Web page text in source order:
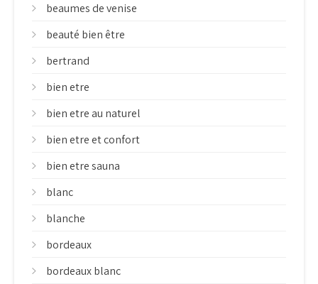
beaumes de venise
beauté bien être
bertrand
bien etre
bien etre au naturel
bien etre et confort
bien etre sauna
blanc
blanche
bordeaux
bordeaux blanc